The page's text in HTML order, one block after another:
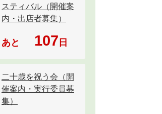
スティバル（開催案
内・出店者募集）
あと 107 日
二十歳を祝う会（開
催案内・実行委員募
集）